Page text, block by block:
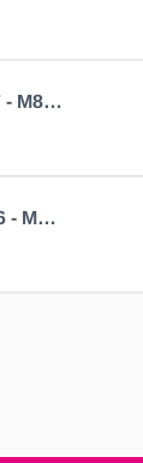
Auge AL-KO, Ø 8.1 - 10 x17 - M8, verz.
Auge AL-KO, Ø 8.1 - 12 x 16 - M10, verz.